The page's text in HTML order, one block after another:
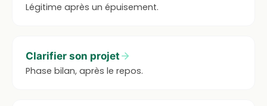
Légitime après un épuisement.
Clarifier son projet
Phase bilan, après le repos.